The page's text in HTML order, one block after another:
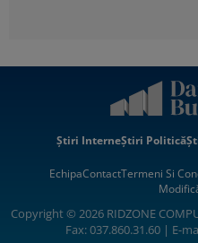
Știri InterneȘtiri Politică
EchipaContactTermeni Si
Copyright © 2026 RIDZONE
Fax: 037.860.31.60 | E-